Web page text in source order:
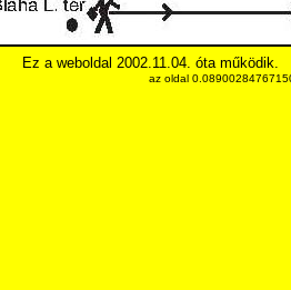
Ez a weboldal 2002.11.04. óta működik.
az oldal